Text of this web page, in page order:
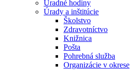
Úradné hodiny
Úrady a inštitúcie
Školstvo
Zdravotníctvo
Knižnica
Pošta
Pohrebná služba
Organizácie v okrese